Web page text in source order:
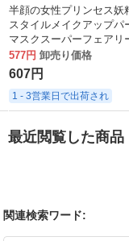
半顔の女性プリンセス妖
スタイルメイクアップパ
マスクスーパーフェアリ
ーなステージパフォーマ
卸売
577円 卸売り価格
607円
1 - 3営業日で出荷され
最近閲覧した商品
関連検索ワード: